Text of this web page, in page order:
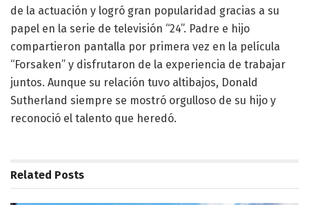
de la actuación y logró gran popularidad gracias a su
papel en la serie de televisión “24”. Padre e hijo
compartieron pantalla por primera vez en la película
“Forsaken” y disfrutaron de la experiencia de trabajar
juntos. Aunque su relación tuvo altibajos, Donald
Sutherland siempre se mostró orgulloso de su hijo y
reconoció el talento que heredó.
Related Posts